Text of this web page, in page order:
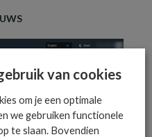
van cookies
om je een optimale
we gebruiken functionele
te slaan. Bovendien